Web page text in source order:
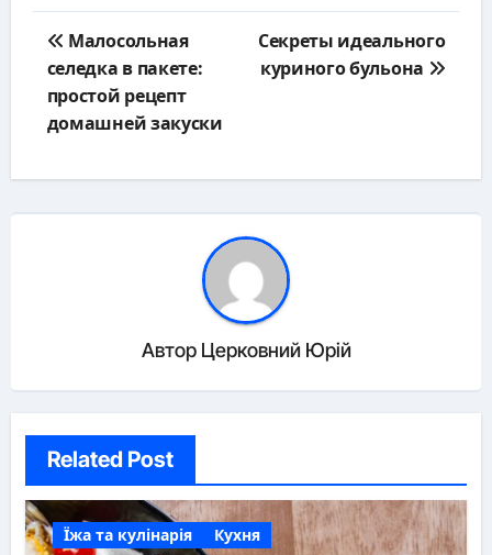
по
записям
Малосольная
селедка в пакете:
простой рецепт
домашней закуски
Секреты идеального
куриного бульона
Автор Церковний Юрій
Related Post
Їжа та кулінарія Кухня